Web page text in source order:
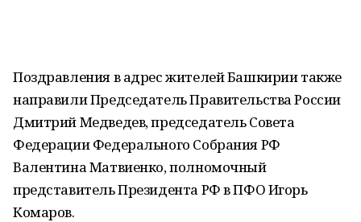
Поздравления в адрес жителей Башкирии также
направили Председатель Правительства России
Дмитрий Медведев, председатель Совета
Федерации Федерального Собрания РФ
Валентина Матвиенко, полномочный
представитель Президента РФ в ПФО Игорь
Комаров.